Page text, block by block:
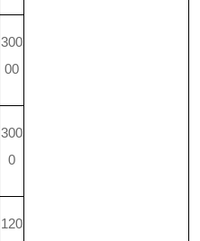
300
00
300
0
120